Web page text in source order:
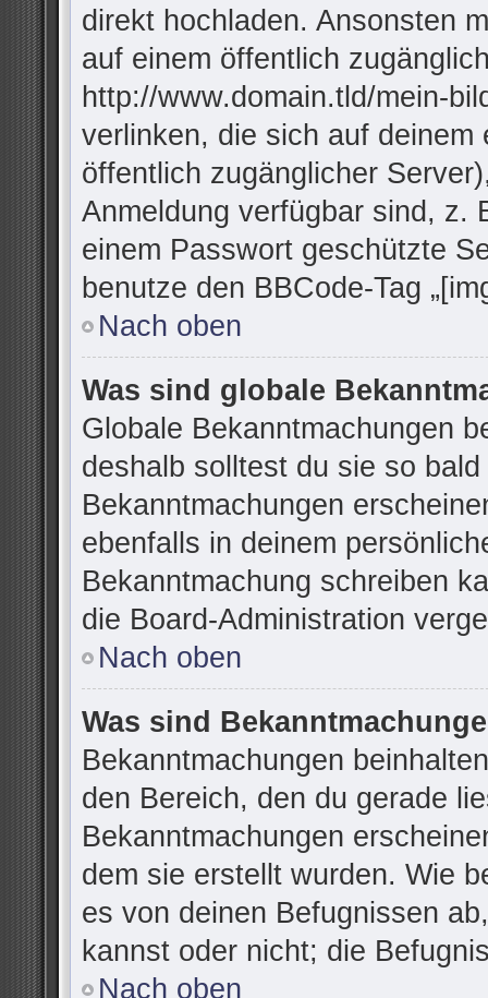
direkt hochladen. Ansonsten
auf einem öffentlich
http://www.domain.tld/mein-
verlinken, die sich auf
öffentlich zugänglicher
Anmeldung verfügbar sind, z.
einem Passwort geschützte
benutze den BBCode-Tag
Nach oben
Was sind globale
Globale Bekanntmachungen
deshalb solltest du sie so
Bekanntmachungen
ebenfalls in deinem
Bekanntmachung schreiben
die Board-Administration
Nach oben
Was sind
Bekanntmachungen
den Bereich, den du gerade
Bekanntmachungen
dem sie erstellt wurden. Wie
es von deinen Befugnissen
kannst oder nicht; die
Nach oben